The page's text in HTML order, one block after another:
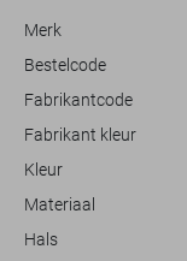
Merk
Bestelcode
Fabrikantcode
Fabrikant kleur
Kleur
Materiaal
Hals